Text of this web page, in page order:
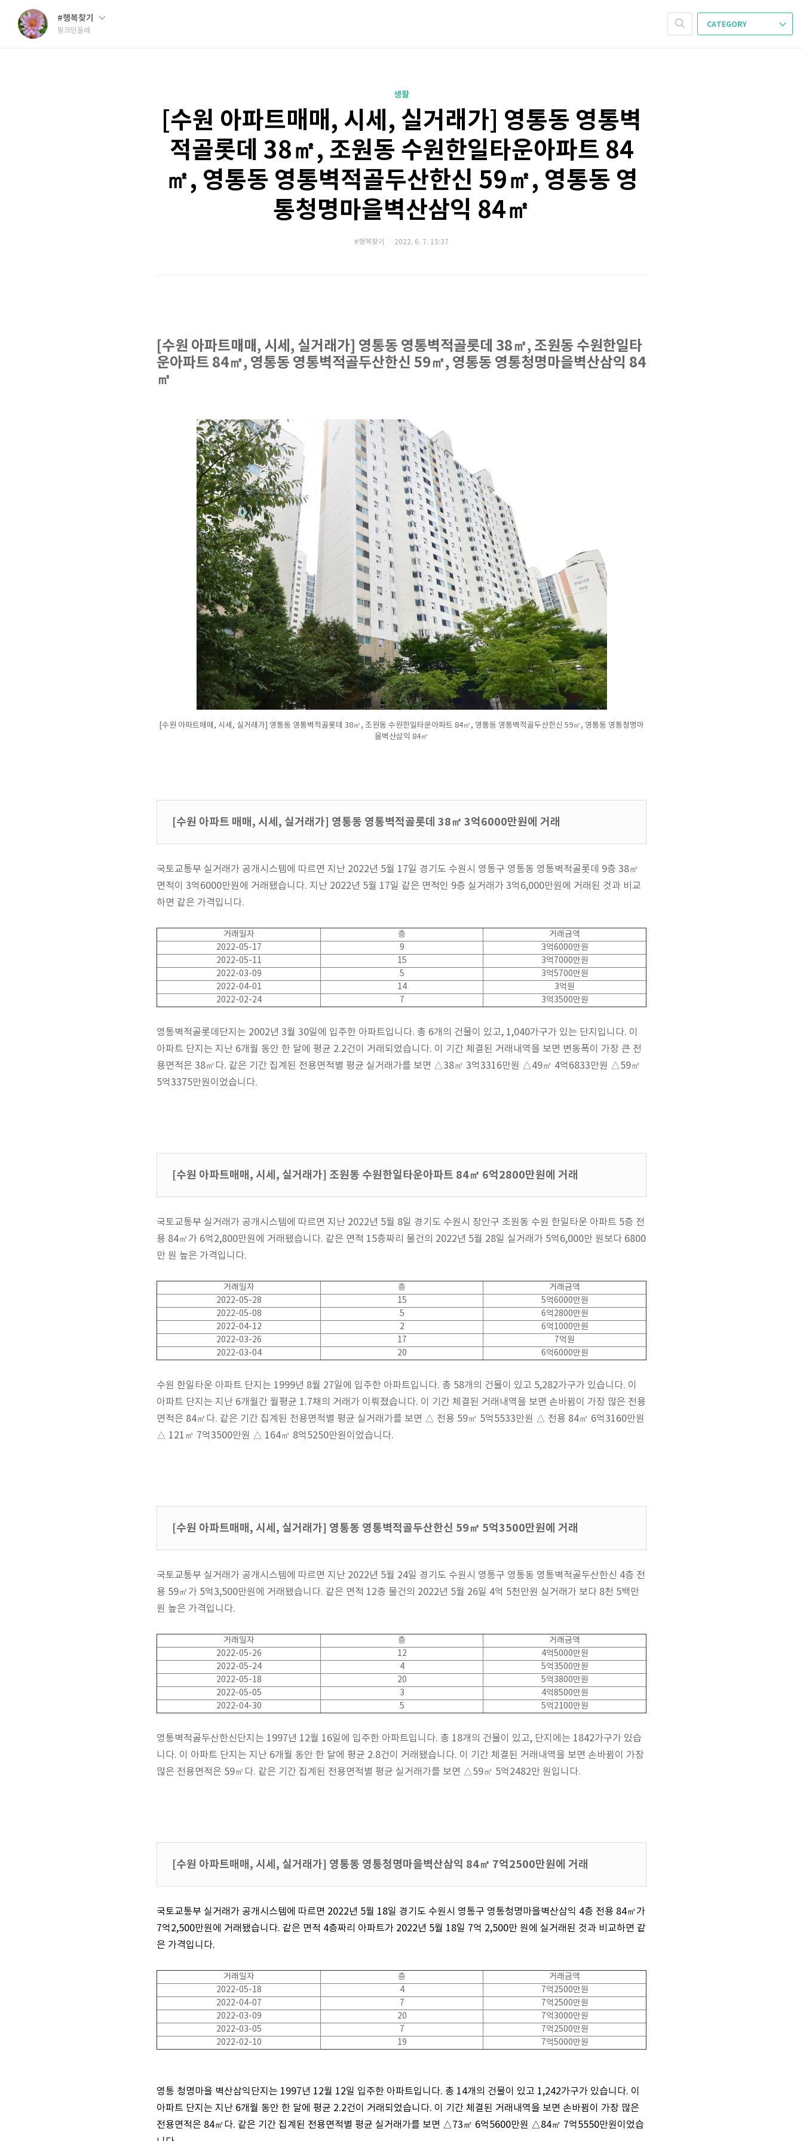
#행복찾기
핑크민들레
CATEGORY
생활
[수원 아파트매매, 시세, 실거래가] 영통동 영통벽
적골롯데 38㎡, 조원동 수원한일타운아파트 84
㎡, 영통동 영통벽적골두산한신 59㎡, 영통동 영
통청명마을벽산삼익 84㎡
#행복찾기 2022. 6. 7. 15:37
[수원 아파트매매, 시세, 실거래가] 영통동 영통벽적골롯데 38㎡, 조원동 수원한일타
운아파트 84㎡, 영통동 영통벽적골두산한신 59㎡, 영통동 영통청명마을벽산삼익 84
㎡
[수원 아파트매매, 시세, 실거래가] 영통동 영통벽적골롯데 38㎡, 조원동 수원한일타운아파트 84㎡, 영통동 영통벽적골두산한신 59㎡, 영통동 영통청명마
을벽산삼익 84㎡
[수원 아파트 매매, 시세, 실거래가] 영통동 영통벽적골롯데 38㎡ 3억6000만원에 거래
국토교통부 실거래가 공개시스템에 따르면 지난 2022년 5월 17일 경기도 수원시 영통구 영통동 영통벽적골롯데 9층 38㎡
면적이 3억6000만원에 거래됐습니다. 지난 2022년 5월 17일 같은 면적인 9층 실거래가 3억6,000만원에 거래된 것과 비교
하면 같은 가격입니다.
거래일자 층
거래금액
2022-05-17
9
3억6000만원
2022-05-11
15
3억7000만원
2022-03-09
5
3억5700만원
2022-04-01
14
3억원
2022-02-24
7 3억3500만원
영통벽적골롯데단지는 2002년 3월 30일에 입주한 아파트입니다. 총 6개의 건물이 있고, 1,040가구가 있는 단지입니다. 이
아파트 단지는 지난 6개월 동안 한 달에 평균 2.2건이 거래되었습니다. 이 기간 체결된 거래내역을 보면 변동폭이 가장 큰 전
용면적은 38㎡다. 같은 기간 집계된 전용면적별 평균 실거래가를 보면 △38㎡ 3억3316만원 △49㎡ 4억6833만원 △59㎡
5억3375만원이었습니다.
[수원 아파트매매, 시세, 실거래가] 조원동 수원한일타운아파트 84㎡ 6억2800만원에 거래
국토교통부 실거래가 공개시스템에 따르면 지난 2022년 5월 8일 경기도 수원시 장안구 조원동 수원 한일타운 아파트 5층 전
용 84㎡가 6억2,800만원에 거래됐습니다. 같은 면적 15층짜리 물건의 2022년 5월 28일 실거래가 5억6,000만 원보다 6800
만 원 높은 가격입니다.
거래일자 층
거래금액
2022-05-28
15
5억6000만원
2022-05-08
5
6억2800만원
2022-04-12
2
6억1000만원
2022-03-26
17
7억원
2022-03-04
20 6억6000만원
수원 한일타운 아파트 단지는 1999년 8월 27일에 입주한 아파트입니다. 총 58개의 건물이 있고 5,282가구가 있습니다. 이
아파트 단지는 지난 6개월간 월평균 1.7채의 거래가 이뤄졌습니다. 이 기간 체결된 거래내역을 보면 손바뀜이 가장 많은 전용
면적은 84㎡다. 같은 기간 집계된 전용면적별 평균 실거래가를 보면 △ 전용 59㎡ 5억5533만원 △ 전용 84㎡ 6억3160만원
△ 121㎡ 7억3500만원 △ 164㎡ 8억5250만원이었습니다.
[수원 아파트매매, 시세, 실거래가] 영통동 영통벽적골두산한신 59㎡ 5억3500만원에 거래
국토교통부 실거래가 공개시스템에 따르면 지난 2022년 5월 24일 경기도 수원시 영통구 영통동 영통벽적골두산한신 4층 전
용 59㎡가 5억3,500만원에 거래됐습니다. 같은 면적 12층 물건의 2022년 5월 26일 4억 5천만원 실거래가 보다 8천 5백만
원 높은 가격입니다.
거래일자 층
거래금액
2022-05-26
12
4억5000만원
2022-05-24
4
5억3500만원
2022-05-18
20
5억3800만원
2022-05-05
3
4억8500만원
2022-04-30
5 5억2100만원
영통벽적골두산한신단지는 1997년 12월 16일에 입주한 아파트입니다. 총 18개의 건물이 있고, 단지에는 1842가구가 있습
니다. 이 아파트 단지는 지난 6개월 동안 한 달에 평균 2.8건이 거래됐습니다. 이 기간 체결된 거래내역을 보면 손바뀜이 가장
많은 전용면적은 59㎡다. 같은 기간 집계된 전용면적별 평균 실거래가를 보면 △59㎡ 5억2482만 원입니다.
[수원 아파트매매, 시세, 실거래가] 영통동 영통청명마을벽산삼익 84㎡ 7억2500만원에 거래
국토교통부 실거래가 공개시스템에 따르면 2022년 5월 18일 경기도 수원시 영통구 영통청명마을벽산삼익 4층 전용 84㎡가
7억2,500만원에 거래됐습니다. 같은 면적 4층짜리 아파트가 2022년 5월 18일 7억 2,500만 원에 실거래된 것과 비교하면 같
은 가격입니다.
거래일자 층
거래금액
2022-05-18
4
7억2500만원
2022-04-07
7
7억2500만원
2022-03-09
20
7억3000만원
2022-03-05
7
7억2500만원
2022-02-10
19 7억5000만원
영통 청명마을 벽산삼익단지는 1997년 12월 12일 입주한 아파트입니다. 총 14개의 건물이 있고 1,242가구가 있습니다. 이
아파트 단지는 지난 6개월 동안 한 달에 평균 2.2건이 거래되었습니다. 이 기간 체결된 거래내역을 보면 손바뀜이 가장 많은
전용면적은 84㎡다. 같은 기간 집계된 전용면적별 평균 실거래가를 보면 △73㎡ 6억5600만원 △84㎡ 7억5550만원이었습